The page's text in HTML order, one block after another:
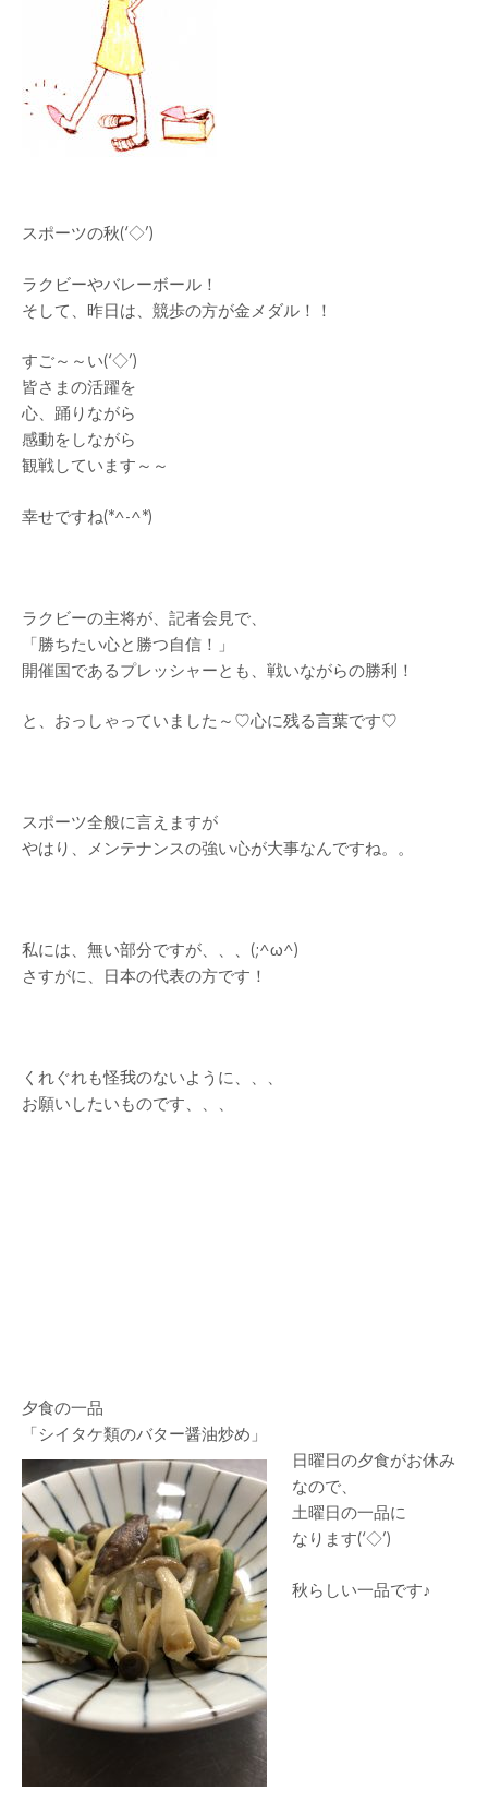
スポーツの秋(‘◇’)ゞ
ラクビーやバレーボール！
そして、昨日は、競歩の方が金メダル！！
すご～～い(‘◇’)ゞ
皆さまの活躍を
心、踊りながら
感動をしながら
観戦しています～～
幸せですね(*^-^*)
ラクビーの主将が、記者会見で、
「勝ちたい心と勝つ自信！」
開催国であるプレッシャーとも、戦いながらの勝利！
と、おっしゃっていました～♡心に残る言葉です♡
スポーツ全般に言えますが
やはり、メンテナンスの強い心が大事なんですね。。
私には、無い部分ですが、、、(;^ω^)
さすがに、日本の代表の方です！
くれぐれも怪我のないように、、、
お願いしたいものです、、、
夕食の一品
「シイタケ類のバター醤油炒め」
日曜日の夕食がお休み
なので、
土曜日の一品に
なります(‘◇’)ゞ
秋らしい一品です♪